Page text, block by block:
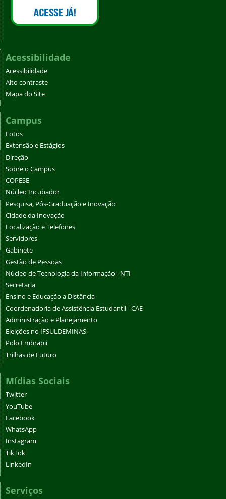
Acessibilidade
Acessibilidade
Alto contraste
Mapa do Site
Campus
Fotos
Extensão e Estágios
Direção
Sobre o Campus
COPESE
Núcleo Incubador
Pesquisa, Pós-Graduação e Inovação
Cidade da Inovação
Localização e Telefones
Servidores
Gabinete
Gestão de Pessoas
Núcleo de Tecnologia da Informação - NTI
Secretaria
Ensino e Educação a Distância
Coordenadoria de Assistência Estudantil - CAE
Administração e Planejamento
Eleições no IFSULDEMINAS
Polo Embrapii
Trilhas de Futuro
Mídias Sociais
Twitter
YouTube
Facebook
WhatsApp
Instagram
TikTok
LinkedIn
Serviços